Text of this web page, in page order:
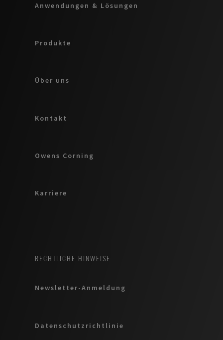
Anwendungen & Lösungen
Produkte
Über uns
Kontakt
Owens Corning
Karriere
RECHTLICHE HINWEISE
Newsletter-Anmeldung
Datenschutzrichtlinie